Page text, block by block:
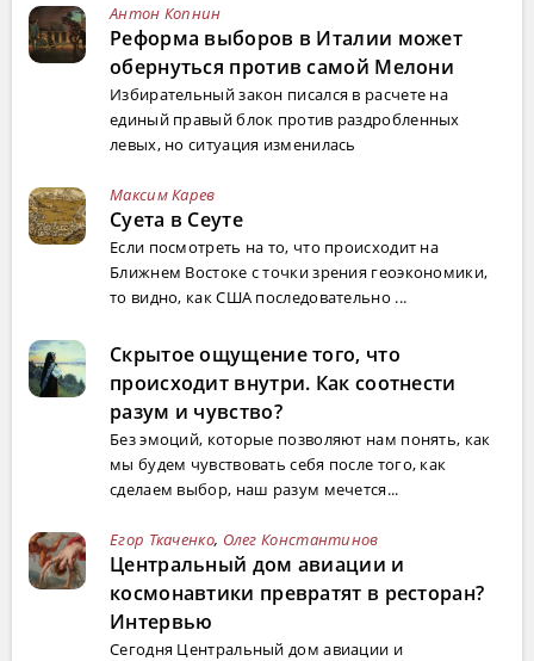
Антон Копнин
Реформа выборов в Италии может
обернуться против самой Мелони
Избирательный закон писался в расчете на
единый правый блок против раздробленных
левых, но ситуация изменилась
Максим Карев
Суета в Сеуте
Если посмотреть на то, что происходит на
Ближнем Востоке с точки зрения геоэкономики,
то видно, как США последовательно ...
Скрытое ощущение того, что
происходит внутри. Как соотнести
разум и чувство?
Без эмоций, которые позволяют нам понять, как
мы будем чувствовать себя после того, как
сделаем выбор, наш разум мечется...
Егор Ткаченко, Олег Константинов
Центральный дом авиации и
космонавтики превратят в ресторан?
Интервью
Сегодня Центральный дом авиации и